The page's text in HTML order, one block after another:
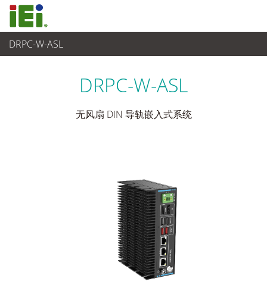
DRPC-W-ASL
嵌入式系統 > Din-Rail 导轨式嵌入式系统
DRPC-W-ASL
无风扇 DIN 导轨嵌入式系统